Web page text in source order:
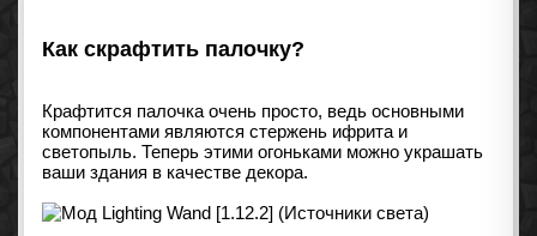
Как скрафтить палочку?
Крафтится палочка очень просто, ведь основными
компонентами являются стержень ифрита и
светопыль. Теперь этими огоньками можно украшать
ваши здания в качестве декора.